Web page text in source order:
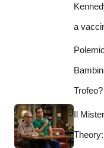
a
Trofeo?
Il